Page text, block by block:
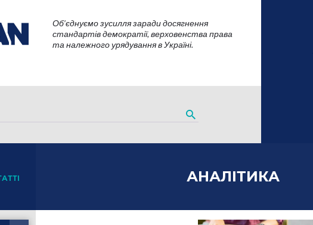
Об’єднуємо зусилля заради досягнення
стандартів демократії, верховенства права
та належного урядування в Україні.
АНАЛІТИКА